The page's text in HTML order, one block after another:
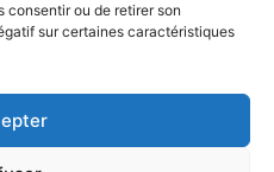
consentir ou de retirer son
sur certaines caractéristiques